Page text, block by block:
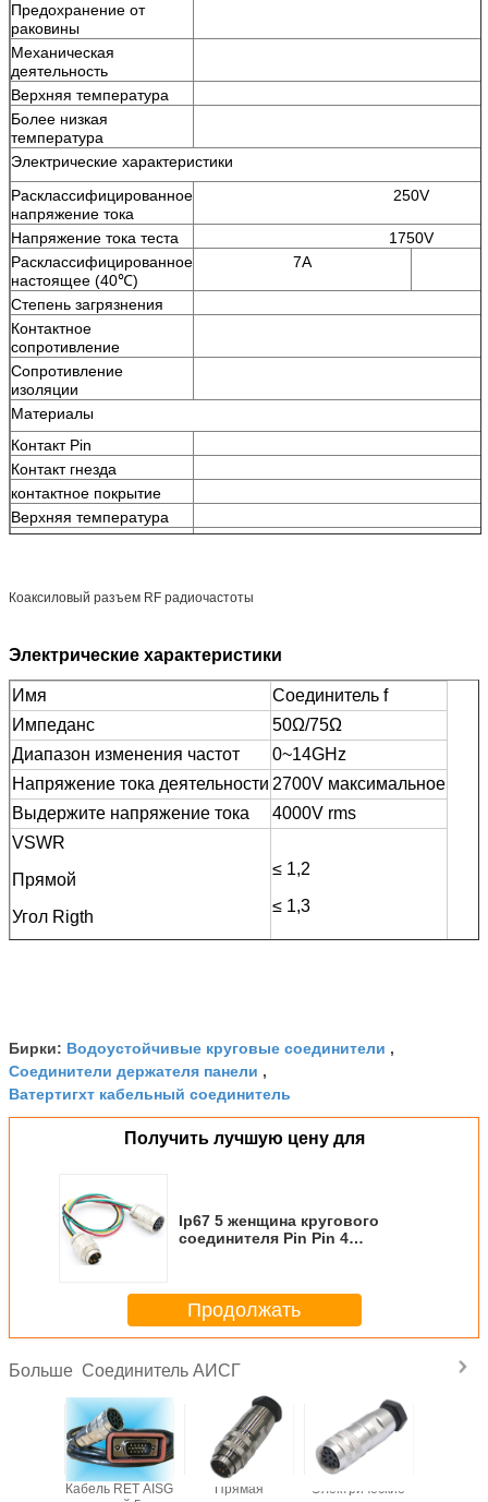
Предохранение от
раковины
Механическая
деятельность
Верхняя температура
Более низкая
температура
Электрические характеристики
Расклассифицированное
напряжение тока
250V
Напряжение тока теста
1750V
Расклассифицированное
настоящее (40℃)
7A
Степень загрязнения
Контактное
сопротивление
Сопротивление
изоляции
Материалы
Контакт Pin
Контакт гнезда
контактное покрытие
Верхняя температура
Винт
Коаксиловый разъем RF радиочастоты
Электрические характеристики
Имя
Соединитель f
Импеданс
50Ω/75Ω
Диапазон изменения частот
0~14GHz
Напряжение тока деятельности 2700V максимальное
Выдержите напряжение тока
4000V rms
VSWR
Прямой
Угол Rigth
≤ 1,2
≤ 1,3
Сопротивление изоляции
Диапазон температур
-55°C~+155°C
Стойкость (matings)
>500
Бирки: Водоустойчивые круговые соединители ,
Соединители держателя панели ,
Ватертигхт кабельный соединитель
Получить лучшую цену для
Ip67 5 женщина кругового
соединителя Pin Pin 4
Продолжать
Больше Соединитель АИСГ
Кабель RET AISG
Прямая
Электрические